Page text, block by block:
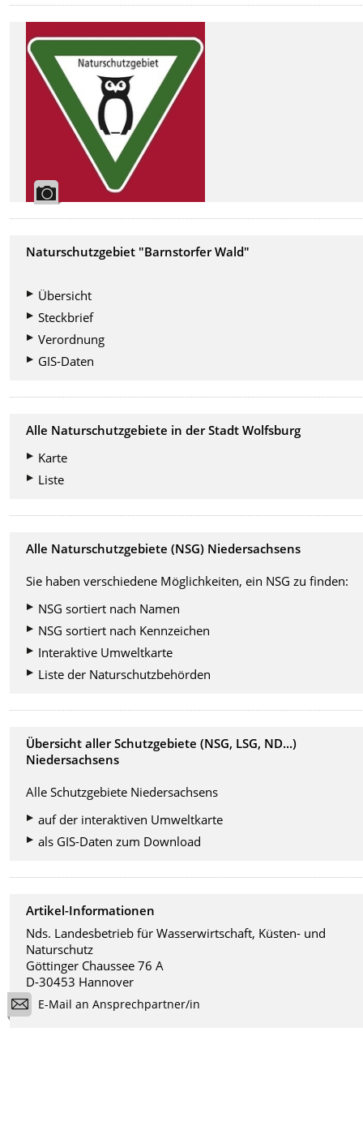
Naturschutzgebiet "Barnstorfer Wald"
Übersicht
Steckbrief
Verordnung
GIS-Daten
Alle Naturschutzgebiete in der Stadt Wolfsburg
Karte
Liste
Alle Naturschutzgebiete (NSG) Niedersachsens
Sie haben verschiedene Möglichkeiten, ein NSG zu finden:
NSG sortiert nach Namen
NSG sortiert nach Kennzeichen
Interaktive Umweltkarte
Liste der Naturschutzbehörden
Übersicht aller Schutzgebiete (NSG, LSG, ND...)
Niedersachsens
Alle Schutzgebiete Niedersachsens
auf der interaktiven Umweltkarte
als GIS-Daten zum Download
Artikel-Informationen
Nds. Landesbetrieb für Wasserwirtschaft, Küsten- und
Naturschutz
Göttinger Chaussee 76 A
D-30453 Hannover
E-Mail an Ansprechpartner/in